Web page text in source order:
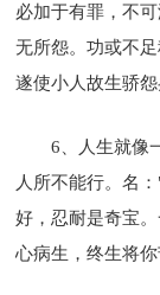
必加于有罪，不
无所怨。功或不
遂使小人故生骄
6、人生就像
人所不能行。名
好，忍耐是奇宝
心病生，终生将